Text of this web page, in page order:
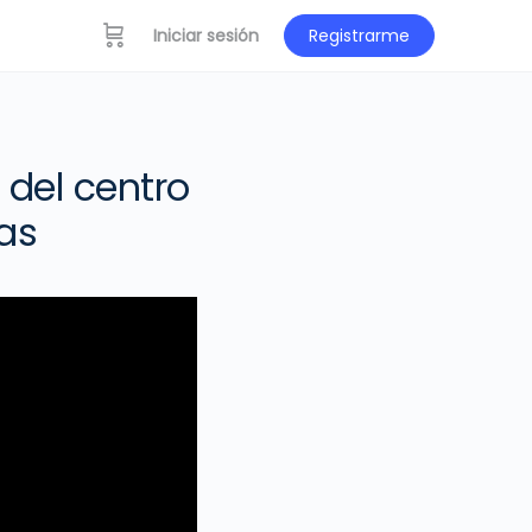
Iniciar sesión Registrarme
centro